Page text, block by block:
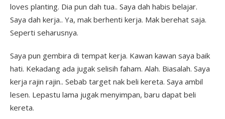
loves planting. Dia pun dah tua.. Saya dah habis belajar.
Saya dah kerja.. Ya, mak berhenti kerja. Mak berehat saja.
Seperti seharusnya.
Saya pun gembira di tempat kerja. Kawan kawan saya baik
hati. Kekadang ada jugak selisih faham. Alah. Biasalah. Saya
kerja rajin rajin.. Sebab target nak beli kereta. Saya ambil
lesen. Lepastu lama jugak menyimpan, baru dapat beli
kereta.